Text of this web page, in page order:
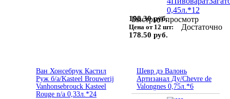
Быстрый просмотр
198.30 руб.
Цена от 12 шт:
178.50 руб.
Достаточно
Ван Хонсебрук Кастил
Руж б/а/Kasteel Brouwerij
Vanhonsebrouck Kasteel
Rouge n/a 0,33л.*24
Шевр дэ Валонь
Артизанал Ду/Chevre de
Valongnes 0,75л.*6